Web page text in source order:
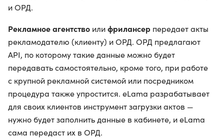
и ОРД.
Рекламное агентство илифрилансер передает акты
рекламодателю (клиенту) и ОРД. ОРД предлагают
API, по которому такие данные можно будет
передавать самостоятельно, кроме того, при работе
с крупной рекламной системой или посредником
процедура также упростится. eLama разрабатывает
для своих клиентов инструмент загрузки актов —
нужно будет заполнить данные в кабинете, и eLama
сама передаст их в ОРД.